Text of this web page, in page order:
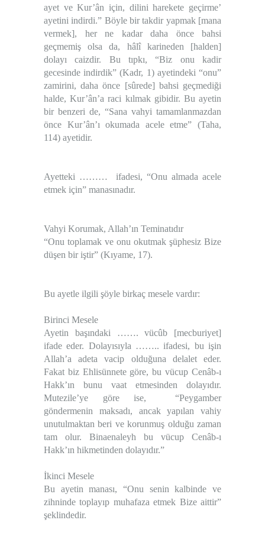
ayet ve Kur’ân için, dilini harekete geçirme’
ayetini indirdi.” Böyle bir takdir yapmak [mana
vermek], her ne kadar daha önce bahsi
geçmemiş olsa da, hâlî karineden [halden]
dolayı caizdir. Bu tıpkı, “Biz onu kadir
gecesinde indirdik” (Kadr, 1) ayetindeki “onu”
zamirini, daha önce [sûrede] bahsi geçmediği
halde, Kur’ân’a raci kılmak gibidir. Bu ayetin
bir benzeri de, “Sana vahyi tamamlanmazdan
önce Kur’ân’ı okumada acele etme” (Taha,
114) ayetidir.
Ayetteki ……… ifadesi, “Onu almada acele
etmek için” manasınadır.
Vahyi Korumak, Allah’ın Teminatıdır
“Onu toplamak ve onu okutmak şüphesiz Bize
düşen bir iştir” (Kıyame, 17).
Bu ayetle ilgili şöyle birkaç mesele vardır:
Birinci Mesele
Ayetin başındaki ……. vücûb [mecburiyet]
ifade eder. Dolayısıyla …….. ifadesi, bu işin
Allah’a adeta vacip olduğuna delalet eder.
Fakat biz Ehlisünnete göre, bu vücup Cenâb-ı
Hakk’ın bunu vaat etmesinden dolayıdır.
Mutezile’ye göre ise, “Peygamber
göndermenin maksadı, ancak yapılan vahiy
unutulmaktan beri ve korunmuş olduğu zaman
tam olur. Binaenaleyh bu vücup Cenâb-ı
Hakk’ın hikmetinden dolayıdır.”
İkinci Mesele
Bu ayetin manası, “Onu senin kalbinde ve
zihninde toplayıp muhafaza etmek Bize aittir”
şeklindedir.